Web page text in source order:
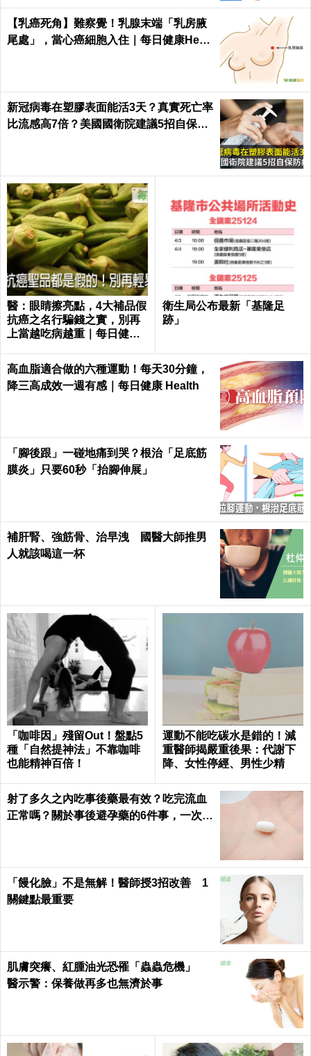
【乳癌死角】難察覺！乳腺末端「乳房腋
尾處」，當心癌細胞入住｜每日健康Healt
新冠病毒在塑膠表面能活3天？真實死亡率
比流感高7倍？美國國衛院建議5招自保防
醫：眼睛擦亮點，4大補品假
抗癌之名行騙錢之實，別再
上當越吃病越重｜每日健康
衛生局公布最新「基隆足
跡」
高血脂適合做的六種運動！每天30分鐘，
降三高成效一週有感｜每日健康 Health
「腳後跟」一碰地痛到哭？根治「足底筋
膜炎」只要60秒「抬腳伸展」
補肝腎、強筋骨、治早洩 國醫大師推男
人就該喝這一杯
「咖啡因」殘留Out！盤點5
種「自然提神法」不靠咖啡
也能精神百倍！
運動不能吃碳水是錯的！減
重醫師揭嚴重後果：代謝下
降、女性停經、男性少精
射了多久之內吃事後藥最有效？吃完流血
正常嗎？關於事後避孕藥的6件事，一次報
「饅化臉」不是無解！醫師授3招改善 1
關鍵點最重要
肌膚突癢、紅腫油光恐罹「蟲蟲危機」
醫示警：保養做再多也無濟於事